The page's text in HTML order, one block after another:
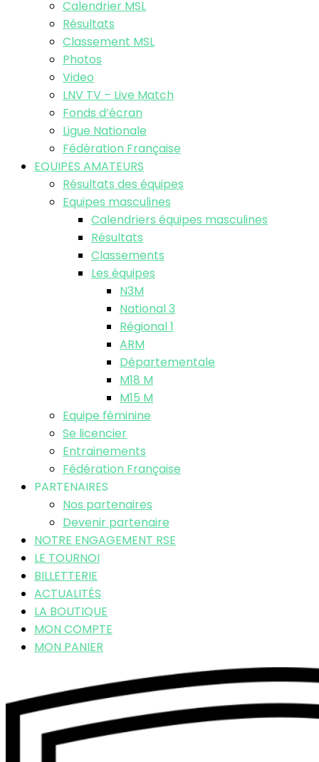
Calendrier MSL
Résultats
Classement MSL
Photos
Video
LNV TV – Live Match
Fonds d’écran
Ligue Nationale
Fédération Française
EQUIPES AMATEURS
Résultats des équipes
Equipes masculines
Calendriers équipes masculines
Résultats
Classements
Les équipes
N3M
National 3
Régional 1
ARM
Départementale
M18 M
M15 M
Equipe féminine
Se licencier
Entrainements
Fédération Française
PARTENAIRES
Nos partenaires
Devenir partenaire
NOTRE ENGAGEMENT RSE
LE TOURNOI
BILLETTERIE
ACTUALITÉS
LA BOUTIQUE
MON COMPTE
MON PANIER